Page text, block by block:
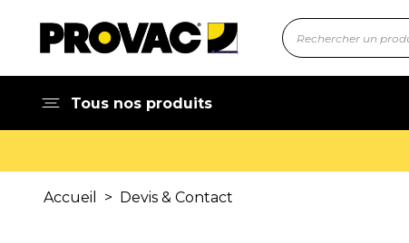
Tous nos produits
Accueil > Devis & Contact